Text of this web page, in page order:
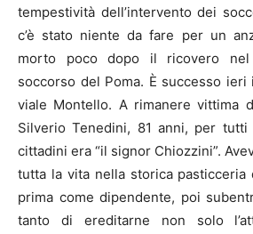
tempestività dell’intervento dei
c’è stato niente da fare per un
morto poco dopo il ricovero
soccorso del Poma. È successo
viale Montello. A rimanere vittima
Silverio Tenedini, 81 anni, per tutti
cittadini era “il signor Chiozzini”.
tutta la vita nella storica pasticceria
prima come dipendente, poi
tanto di ereditarne non solo